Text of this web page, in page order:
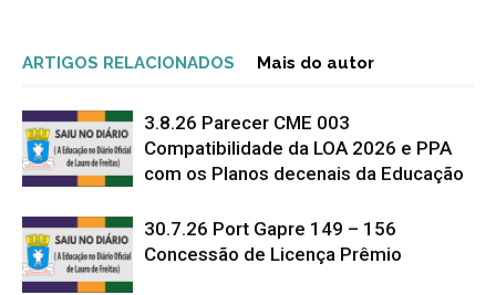
ARTIGOS RELACIONADOS Mais do autor
3.8.26 Parecer CME 003
Compatibilidade da LOA 2026 e PPA
com os Planos decenais da Educação
30.7.26 Port Gapre 149 – 156
Concessão de Licença Prêmio